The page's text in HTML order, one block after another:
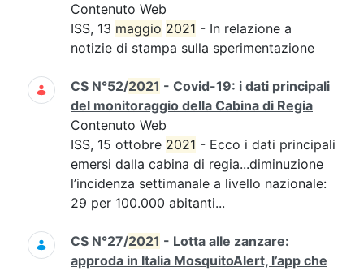
Contenuto Web
ISS, 13 maggio 2021 - In relazione a
notizie di stampa sulla sperimentazione
CS N°52/2021 - Covid-19: i dati principali
del monitoraggio della Cabina di Regia
Contenuto Web
ISS, 15 ottobre 2021 - Ecco i dati principali
emersi dalla cabina di regia...diminuzione
l’incidenza settimanale a livello nazionale:
29 per 100.000 abitanti...
CS N°27/2021 - Lotta alle zanzare:
approda in Italia MosquitoAlert, l’app che